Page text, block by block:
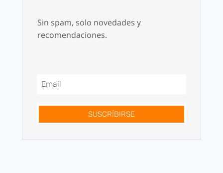
Sin spam, solo novedades y
recomendaciones.
SUSCRÍBIRSE